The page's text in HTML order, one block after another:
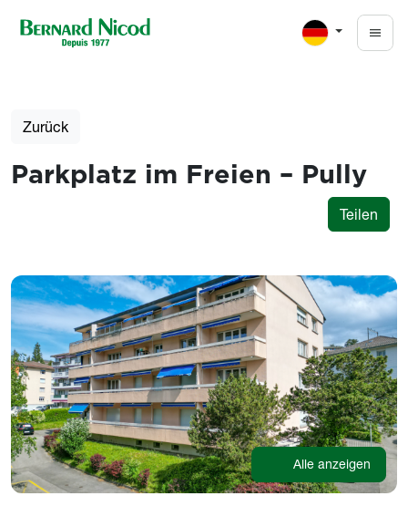
Zurück
Parkplatz im Freien – Pully
Teilen
Photos
Alle anzeigen